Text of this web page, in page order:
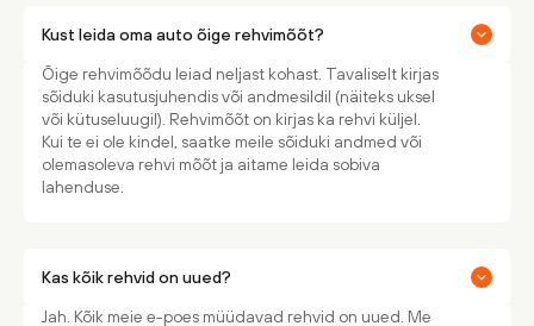
Kust leida oma auto õige rehvimõõt?
Õige rehvimõõdu leiad neljast kohast. Tavaliselt kirjas
sõiduki kasutusjuhendis või andmesildil (näiteks uksel
või kütuseluugil). Rehvimõõt on kirjas ka rehvi küljel.
Kui te ei ole kindel, saatke meile sõiduki andmed või
olemasoleva rehvi mõõt ja aitame leida sobiva
lahenduse.
Kas kõik rehvid on uued?
Jah. Kõik meie e-poes müüdavad rehvid on uued. Me